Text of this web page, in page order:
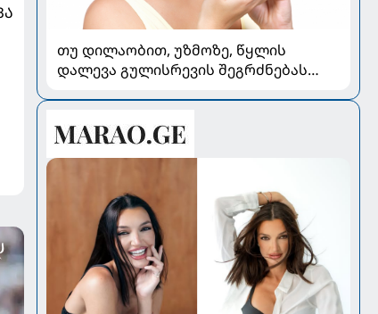
თუ დილაობით, უზმოზე, წყლის
დალევა გულისრევის შეგრძნებას